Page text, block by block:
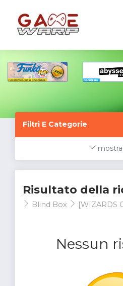
Filtri E Categorie
Risultato della
Blind Box [WIZARDS
Nessun